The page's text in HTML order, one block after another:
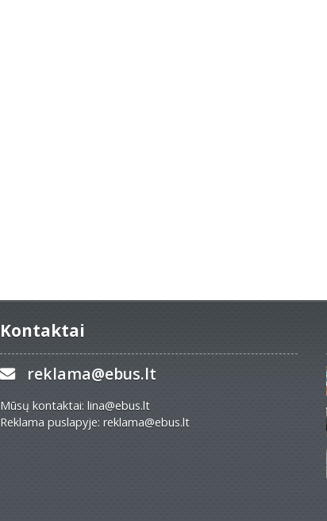
Kontaktai
reklama@ebus.lt
Mūsų kontaktai: lina@ebus.lt
Reklama puslapyje: reklama@ebus.lt